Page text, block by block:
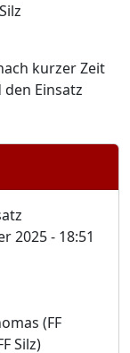
kurzer Zeit
Einsatz
2025 - 18:51
(FF
Silz)